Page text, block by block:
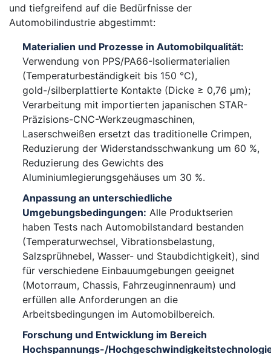
und tiefgreifend auf die Bedürfnisse der
Automobilindustrie abgestimmt:
Materialien und Prozesse in Automobilqualität:
Verwendung von PPS/PA66-Isoliermaterialien
(Temperaturbeständigkeit bis 150 °C),
gold-/silberplattierte Kontakte (Dicke ≥ 0,76 µm);
Verarbeitung mit importierten japanischen STAR-
Präzisions-CNC-Werkzeugmaschinen,
Laserschweißen ersetzt das traditionelle Crimpen,
Reduzierung der Widerstandsschwankung um 60 %,
Reduzierung des Gewichts des
Aluminiumlegierungsgehäuses um 30 %.
Anpassung an unterschiedliche
Umgebungsbedingungen: Alle Produktserien
haben Tests nach Automobilstandard bestanden
(Temperaturwechsel, Vibrationsbelastung,
Salzsprühnebel, Wasser- und Staubdichtigkeit), sind
für verschiedene Einbauumgebungen geeignet
(Motorraum, Chassis, Fahrzeuginnenraum) und
erfüllen alle Anforderungen an die
Arbeitsbedingungen im Automobilbereich.
Forschung und Entwicklung im Bereich
Hochspannungs-/